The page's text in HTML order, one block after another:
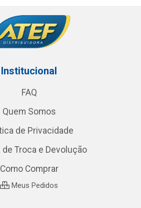
Institucional
FAQ
Quem Somos
de Privacidade
Troca e Devolução
Como Comprar
Meus Pedidos